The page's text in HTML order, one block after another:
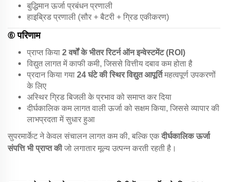
बुद्धिमान ऊर्जा प्रबंधन प्रणाली
हाइब्रिड प्रणाली (सौर + बैटरी + ग्रिड एकीकरण)
⑥ परिणाम
प्राप्त किया 2 वर्षों के भीतर रिटर्न ऑन इन्वेस्टमेंट (ROI)
विद्युत लागत में काफी कमी, जिससे वित्तीय दबाव कम होता है
प्रदान किया गया 24 घंटे की स्थिर विद्युत आपूर्तिमहत्वपूर्ण उपकरणों
के लिए
अस्थिर ग्रिड बिजली के प्रभाव को समाप्त कर दिया
दीर्घकालिक कम लागत वाली ऊर्जा को सक्षम किया, जिससे व्यापार की
लाभप्रदता में सुधार हुआ
सुपरमार्केट ने केवल संचालन लागत कम की, बल्कि एकदीर्घकालिक ऊर्जा
संपत्ति भी प्राप्त कीजो लगातार मूल्य उत्पन्न करती रहती है।